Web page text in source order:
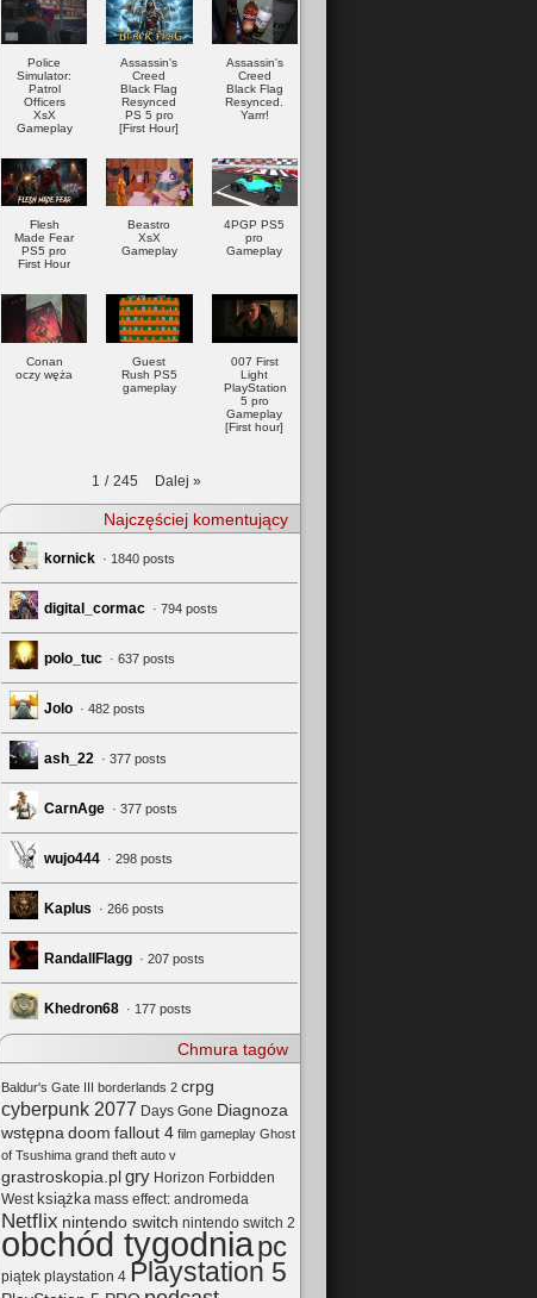
Police
Simulator:
Patrol
Officers
XsX
Gameplay
Assassin's
Creed
Black Flag
Resynced
PS 5 pro
[First Hour]
Assassin's
Creed
Black Flag
Resynced.
Yarrr!
Flesh
Made Fear
PS5 pro
First Hour
Beastro
XsX
Gameplay
4PGP PS5
pro
Gameplay
Conan
oczy węża
Guest
Rush PS5
gameplay
007 First
Light
PlayStation
5 pro
Gameplay
[First hour]
1 / 245 Dalej »
Najczęściej komentujący
kornick · 1840 posts
digital_cormac · 794 posts
polo_tuc · 637 posts
Jolo · 482 posts
ash_22 · 377 posts
CarnAge · 377 posts
wujo444 · 298 posts
Kaplus · 266 posts
RandallFlagg · 207 posts
Khedron68 · 177 posts
Chmura tagów
Baldur's Gate III borderlands 2 crpg
cyberpunk 2077 Days Gone Diagnoza
wstępnadoom fallout 4 film gameplay Ghost
of Tsushima grand theft auto v
grastroskopia.pl gry Horizon Forbidden
West książka mass effect: andromeda
Netflix nintendo switch nintendo switch 2
obchód tygodniapc
piątek playstation 4 Playstation 5